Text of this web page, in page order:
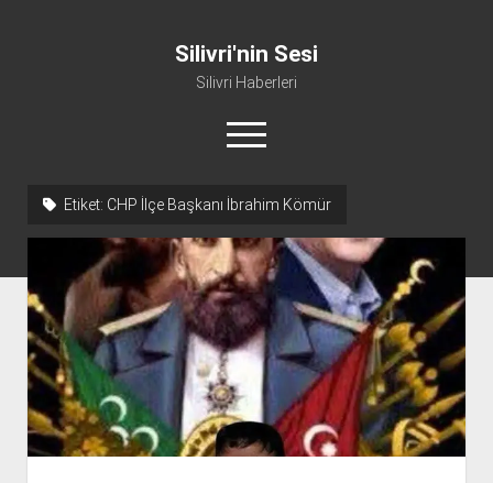
Silivri'nin Sesi
Silivri Haberleri
menüyü
aç
Manifesto
Gündem
Haber
Spor
Künye ve İletişim
Etiket: CHP İlçe Başkanı İbrahim Kömür